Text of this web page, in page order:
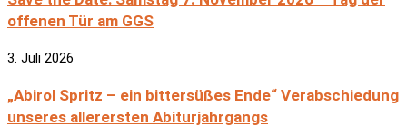
offenen Tür am GGS
3. Juli 2026
„Abirol Spritz – ein bittersüßes Ende“ Verabschiedung
unseres allerersten Abiturjahrgangs